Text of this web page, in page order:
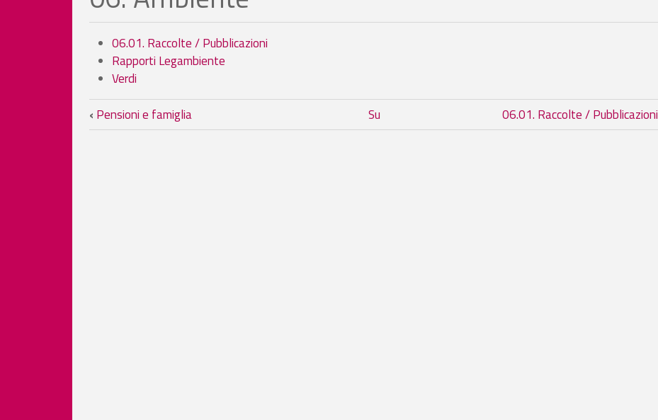
06.01. Raccolte / Pubblicazioni
Rapporti Legambiente
Verdi
Link di attraversamento del book per 06. Ambiente
‹ Pensioni e famiglia Su 06.01. Raccolte / Pubblicazioni